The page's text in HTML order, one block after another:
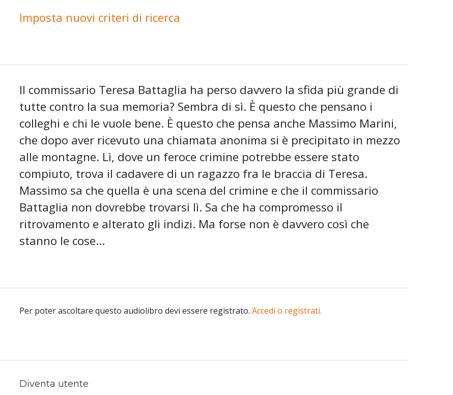
Imposta nuovi criteri di ricerca
Il commissario Teresa Battaglia ha perso davvero la sfida più grande di
tutte contro la sua memoria? Sembra di sì. È questo che pensano i
colleghi e chi le vuole bene. È questo che pensa anche Massimo Marini,
che dopo aver ricevuto una chiamata anonima si è precipitato in mezzo
alle montagne. Lì, dove un feroce crimine potrebbe essere stato
compiuto, trova il cadavere di un ragazzo fra le braccia di Teresa.
Massimo sa che quella è una scena del crimine e che il commissario
Battaglia non dovrebbe trovarsi lì. Sa che ha compromesso il
ritrovamento e alterato gli indizi. Ma forse non è davvero così che
stanno le cose…
Per poter ascoltare questo audiolibro devi essere registrato. Accedi o registrati.
Diventa utente